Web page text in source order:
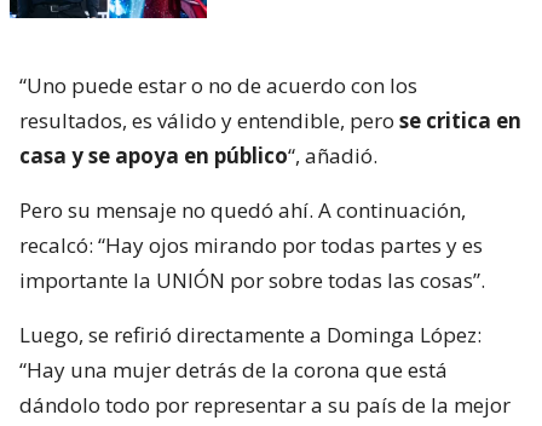
“Uno puede estar o no de acuerdo con los
resultados, es válido y entendible, pero se critica en
casa y se apoya en público“, añadió.
Pero su mensaje no quedó ahí. A continuación,
recalcó: “Hay ojos mirando por todas partes y es
importante la UNIÓN por sobre todas las cosas”.
Luego, se refirió directamente a Dominga López:
“Hay una mujer detrás de la corona que está
dándolo todo por representar a su país de la mejor